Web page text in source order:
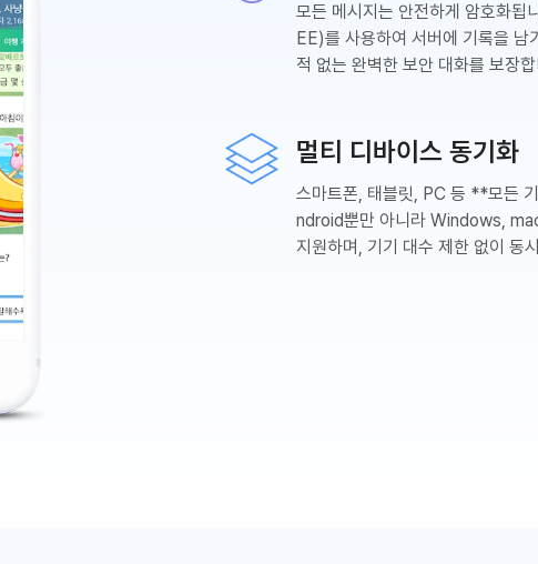
모든 메시지는 안전하게 암호화됩
EE)를 사용하여 서버에 기록을 남
적 없는 완벽한 보안 대화를 보장
멀티 디바이스 동기화
스마트폰, 태블릿, PC 등 **모든
ndroid뿐만 아니라 Windows,
지원하며, 기기 대수 제한 없이 동